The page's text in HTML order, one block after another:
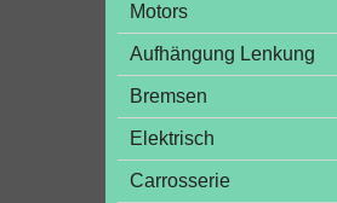
Motors
Aufhängung Lenkung
Bremsen
Elektrisch
Carrosserie